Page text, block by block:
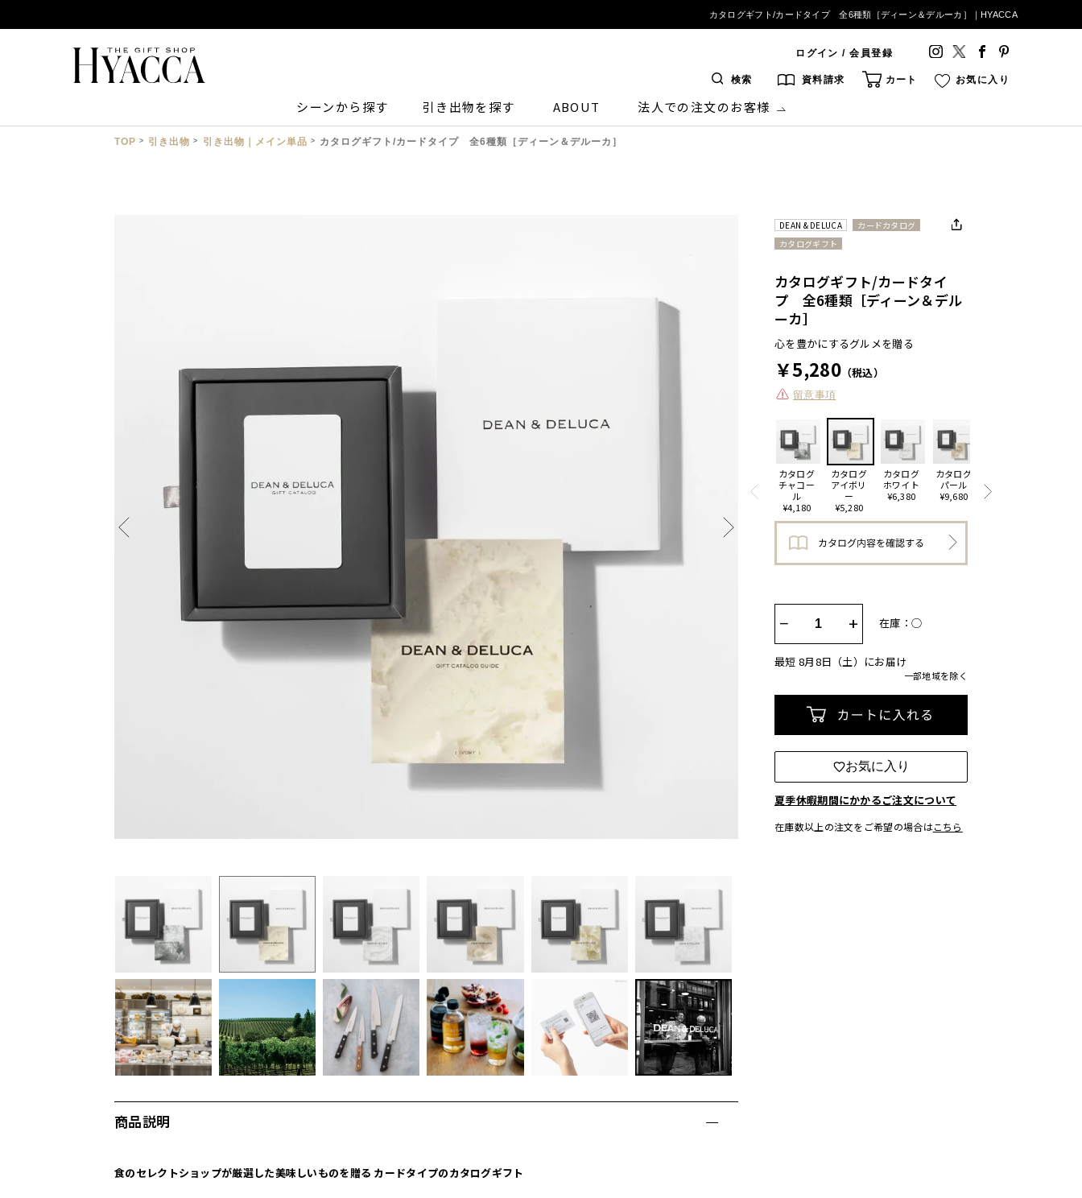
カタログギフト/カードタイプ 全6種類［ディーン＆デルーカ］｜HYACCA
ログイン / 会員登録
検索 資料請求 カート お気に入り
シーンから探す 引き出物を探す ABOUT 法人での注文のお客様
TOP 引き出物 引き出物｜メイン単品 カタログギフト/カードタイプ 全6種類［ディーン＆デルーカ］
商品説明
食のセレクトショップが厳選した美味しいものを贈る カードタイプのカタログギフト
DEAN & DELUCA
カードカタログ
カタログギフト
カタログ
チャコー
ル
¥4,180
カタログ
アイボリ
ー
¥5,280
カタログ
ホワイト
¥6,380
カタログ
パール
¥9,680
プラチナ
¥11,880
カタログギフト/カードタイ
プ 全6種類［ディーン＆デル
ーカ］
心を豊かにするグルメを贈る
￥5,280（税込）
留意事項
− + 在庫：◯
最短 8月8日（土）にお届け
一部地域を除く
お気に入り
夏季休暇期間にかかるご注文について
在庫数以上の注文をご希望の場合はこちら